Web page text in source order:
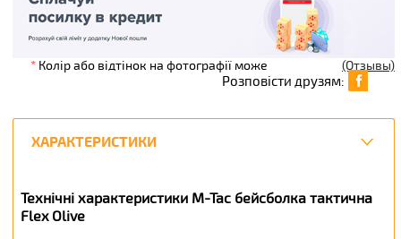
(Отзывы)
Розповісти друзям:
ХАРАКТЕРИСТИКИ
Технічні характеристики M-Tac бейсболка тактична
Flex Olive
*Колір або відтінок на фотографії може